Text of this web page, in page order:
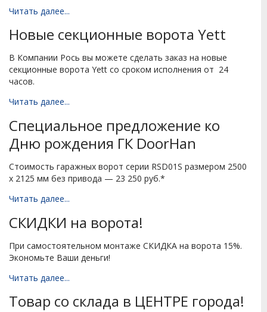
Читать далее...
Новые секционные ворота Yett
В Компании Рось вы можете сделать заказ на новые
секционные ворота Yett со сроком исполнения от 24
часов.
Читать далее...
Специальное предложение ко
Дню рождения ГК DoorHan
Стоимость гаражных ворот серии RSD01S размером 2500
х 2125 мм без привода — 23 250 руб.*
Читать далее...
СКИДКИ на ворота!
При самостоятельном монтаже СКИДКА на ворота 15%.
Экономьте Ваши деньги!
Читать далее...
Товар со склада в ЦЕНТРЕ города!